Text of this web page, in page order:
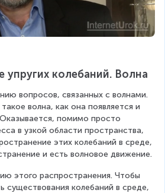
упругих колебаний. Волна
вопросов, связанных с волнами.
волна, как она появляется и
помимо просто
в узкой области пространства,
этих колебаний в среде,
и есть волновое движение.
этого распространения. Чтобы
существования колебаний в среде,